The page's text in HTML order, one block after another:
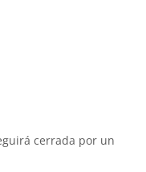
cerrada por un